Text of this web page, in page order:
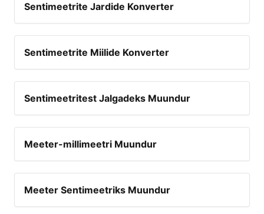
Sentimeetrite Jardide Konverter
Sentimeetrite Miilide Konverter
Sentimeetritest Jalgadeks Muundur
Meeter-millimeetri Muundur
Meeter Sentimeetriks Muundur